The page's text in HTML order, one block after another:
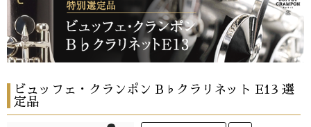
ビュッフェ・クランポン B♭クラリネット E13 選
定品